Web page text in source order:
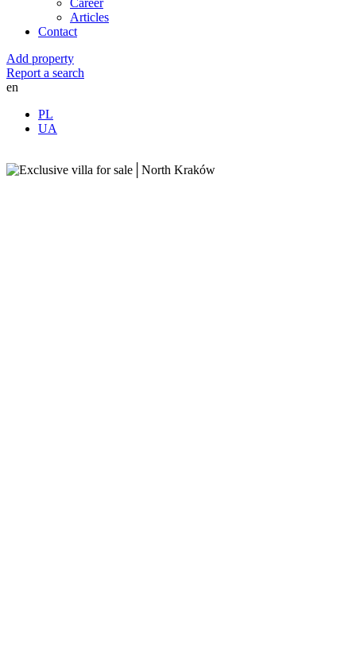
Career
Articles
Contact
Add property
Report a search
en
PL
UA